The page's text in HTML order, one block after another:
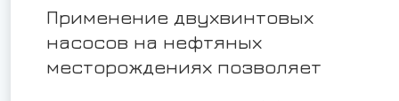
Применение двухвинтовых
насосов на нефтяных
месторождениях позволяет